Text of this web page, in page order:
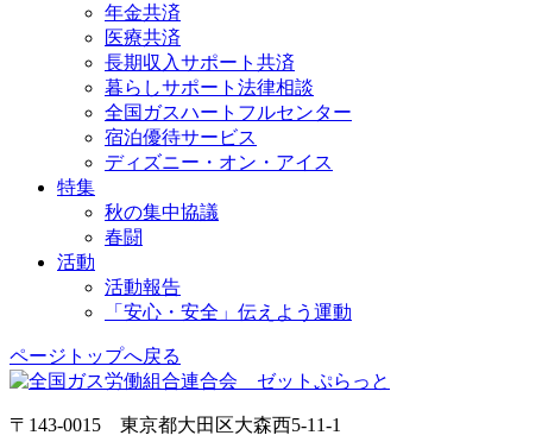
年金共済
医療共済
長期収入サポート共済
暮らしサポート法律相談
全国ガスハートフルセンター
宿泊優待サービス
ディズニー・オン・アイス
特集
秋の集中協議
春闘
活動
活動報告
「安心・安全」伝えよう運動
ページトップへ戻る
〒143-0015 東京都大田区大森西5-11-1